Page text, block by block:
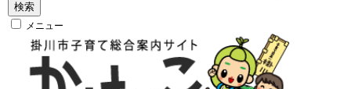
検索
メニュー